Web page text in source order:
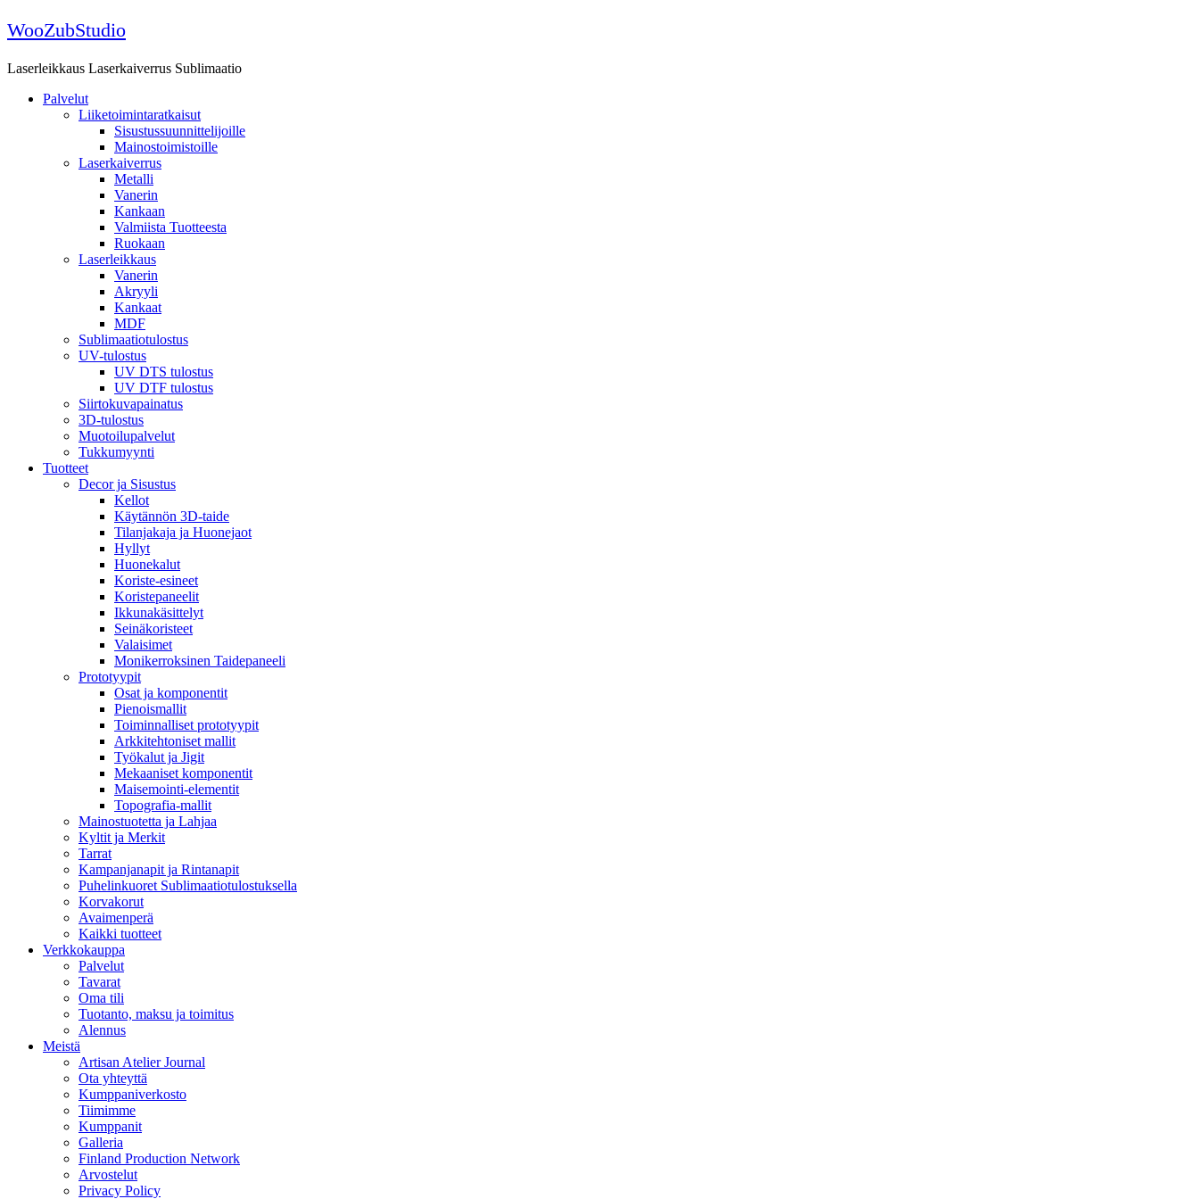
Skip
to
WooZubStudio
Laserleikkaus Laserkaiverrus Sublimaatio
Palvelut
Liiketoimintaratkaisut
Sisustussuunnittelijoille
Mainostoimistoille
Laserkaiverrus
Metalli
Vanerin
Kankaan
Valmiista Tuotteesta
Ruokaan
Laserleikkaus
Vanerin
Akryyli
Kankaat
MDF
Sublimaatiotulostus
UV-tulostus
UV DTS tulostus
UV DTF tulostus
Siirtokuvapainatus
3D-tulostus
Muotoilupalvelut
Tukkumyynti
Tuotteet
Decor ja Sisustus
Kellot
Käytännön 3D-taide
Tilanjakaja ja Huonejaot
Hyllyt
Huonekalut
Koriste-esineet
Koristepaneelit
Ikkunakäsittelyt
Seinäkoristeet
Valaisimet
Monikerroksinen Taidepaneeli
Prototyypit
Osat ja komponentit
Pienoismallit
Toiminnalliset prototyypit
Arkkitehtoniset mallit
Työkalut ja Jigit
Mekaaniset komponentit
Maisemointi-elementit
Topografia-mallit
Mainostuotetta ja Lahjaa
Kyltit ja Merkit
Tarrat
Kampanjanapit ja Rintanapit
Puhelinkuoret Sublimaatiotulostuksella
Korvakorut
Avaimenperä
Kaikki tuotteet
Verkkokauppa
Palvelut
Tavarat
Oma tili
Tuotanto, maksu ja toimitus
Alennus
Meistä
Artisan Atelier Journal
Ota yhteyttä
Kumppaniverkosto
Tiimimme
Kumppanit
Galleria
Finland Production Network
Arvostelut
Privacy Policy